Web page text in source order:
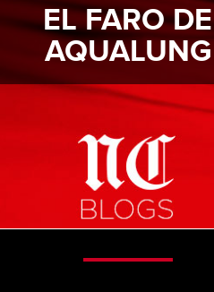
EL FARO DE
AQUALUNG